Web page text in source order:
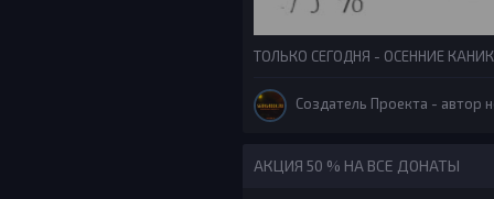
ТОЛЬКО СЕГОДНЯ - ОСЕННИЕ
Создатель Проекта - автор
АКЦИЯ 50 % НА ВСЕ ДОНАТЫ